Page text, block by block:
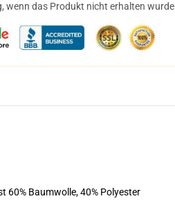
wenn das Produkt nicht erhalten wurde
60% Baumwolle, 40% Polyester